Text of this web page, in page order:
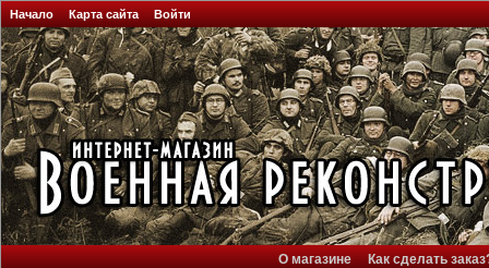
Начало Карта сайта Войти
О магазине Как сделать